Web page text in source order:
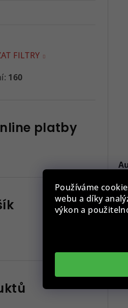
Používáme
webu a díky
výkon a
FILTRY
160
platby